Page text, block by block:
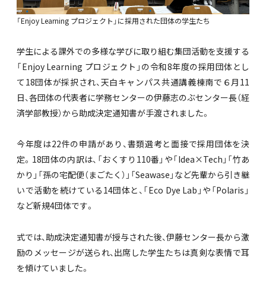
「Enjoy Learning プロジェクト」に採用された団体の学生たち
学生による課外での多様な学びに取り組む集団活動を支援する
「Enjoy Learning プロジェクト」の令和8年度の採用団体とし
て18団体が採択され、天白キャンパス共通講義棟南で６月11
日、各団体の代表者に学務センターの伊藤志のぶセンター長（経
済学部教授）から助成決定通知書が手渡されました。
今年度は22件の申請があり、書類選考と面接で採用団体を決
定。18団体の内訳は、「おくすり110番」や「Idea×Tech」「竹あ
かり」「孫の宅配便（まごたく）」「Seawase」など先輩から引き継
いで活動を続けている14団体と、「Eco Dye Lab」や「Polaris」
など新規4団体です。
式では、助成決定通知書が授与された後、伊藤センター長から激
励のメッセージが送られ、出席した学生たちは真剣な表情で耳
を傾けていました。